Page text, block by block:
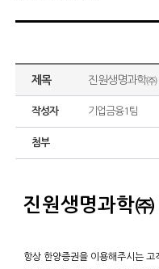
제목 진원생명과학
작성자 기업금융1팀
첨부
진원생명과학
항상 한양증권을 이용해주시는